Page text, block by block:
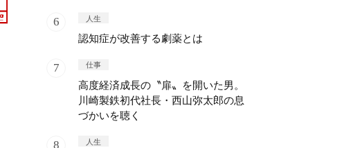
人生
認知症が改善する劇薬とは
仕事
高度経済成長の〝扉〟を開いた男。
川崎製鉄初代社長・西山弥太郎の息
づかいを聴く
人生